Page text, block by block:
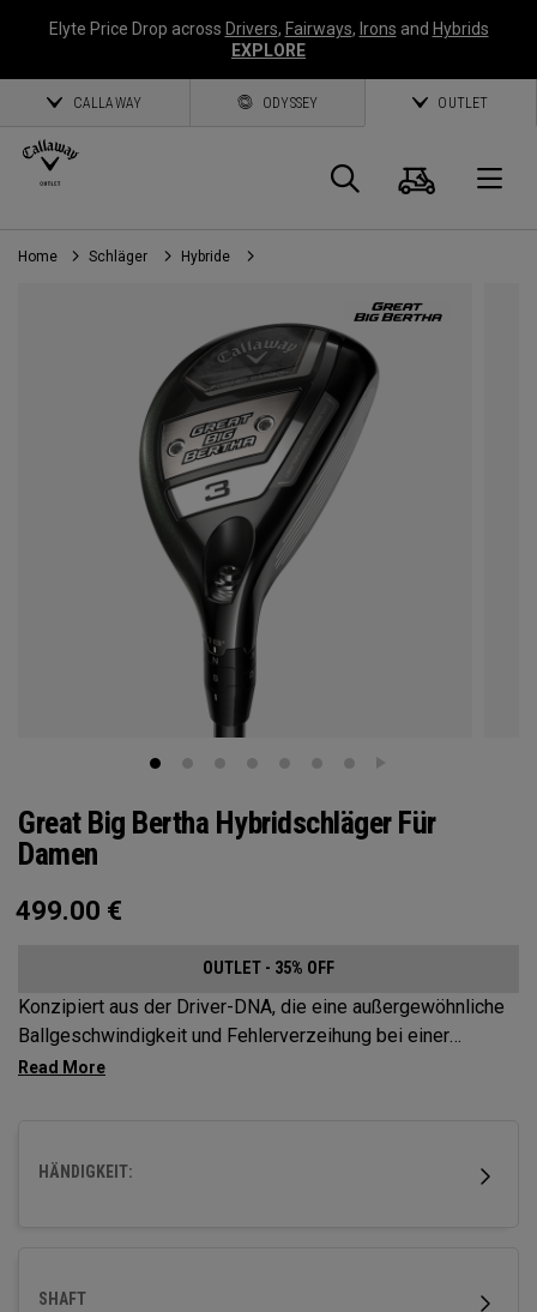
Elyte Price Drop across Drivers, Fairways, Irons and Hybrids
EXPLORE
CALLAWAY ODYSSEY OUTLET
Suche
Home Schläger Hybride
Great Big Bertha Hybridschläger Für
Damen
499.00 €
OUTLET - 35% OFF
Konzipiert aus der Driver-DNA, die eine außergewöhnliche
Ballgeschwindigkeit und Fehlerverzeihung bei einer
Vielzahl von Schlägen ermöglicht.
HÄNDIGKEIT:
SHAFT